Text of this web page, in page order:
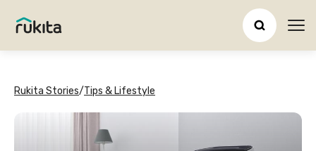
Rukita Stories/Tips & Lifestyle